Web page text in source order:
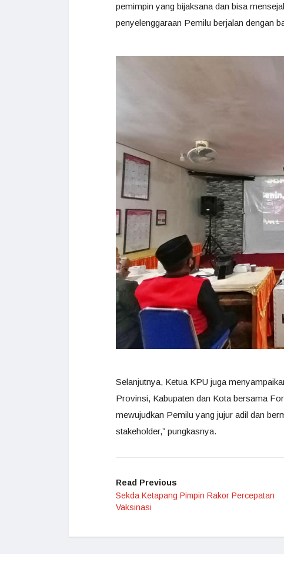
pemimpin yang bijaksana dan bisa
penyelenggaraan Pemilu berjalan dengan
Selanjutnya, Ketua KPU juga
Provinsi, Kabupaten dan Kota bersama
mewujudkan Pemilu yang jujur adil dan
stakeholder,” pungkasnya.
Read Previous
Sekda Ketapang Pimpin Rakor Percepatan
Vaksinasi